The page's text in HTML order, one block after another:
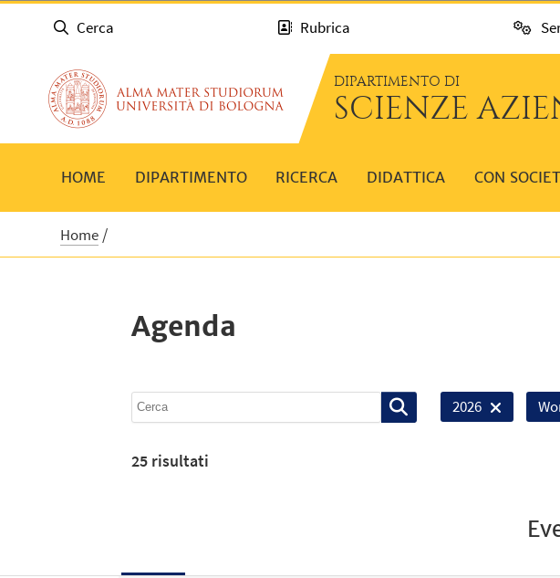
Cerca Rubrica
DIPARTIMENTO DI
SCIENZE
HOME DIPARTIMENTO RICERCA DIDATTICA CON
Home
Agenda
2026
25 risultati